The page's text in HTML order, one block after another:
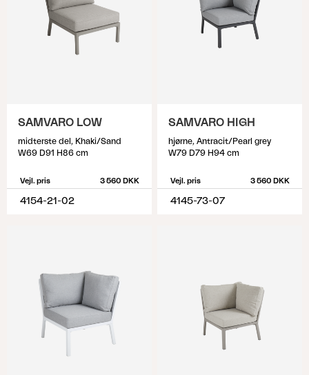
SAMVARO LOW
midterste del, Khaki/Sand
W69 D91 H86 cm
Vejl. pris 3 560 DKK
4154-21-02
SAMVARO HIGH
hjørne, Antracit/Pearl grey
W79 D79 H94 cm
Vejl. pris 3 560 DKK
4145-73-07